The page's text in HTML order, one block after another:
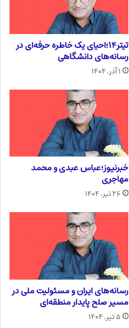
تیتر۱۴؛احیای یک خاطره حرفه‌ای در
رسانه‌های دانشگاهی
۱ آذر, ۱۴۰۴
خبرنیوز؛عباس عبدی و محمد
مهاجری
۲۶ تیر, ۱۴۰۴
رسانه‌های ایران و مسئولیت ملی در
مسیر صلح پایدار منطقه‌ای
۵ تیر, ۱۴۰۴